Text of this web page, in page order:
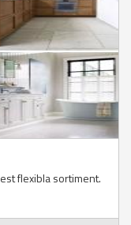
flexibla sortiment.